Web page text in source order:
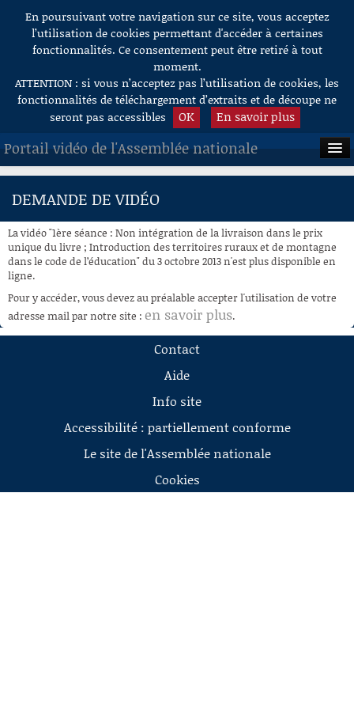
Aller au contenu
En poursuivant votre navigation sur ce site, vous acceptez
l’utilisation de cookies permettant d'accéder à certaines
fonctionnalités. Ce consentement peut être retiré à tout
moment.
ATTENTION : si vous n’acceptez pas l’utilisation de cookies, les
fonctionnalités de téléchargement d’extraits et de découpe ne
seront pas accessibles
OK En savoir plus
Portail vidéo de l'Assemblée nationale
ACCUEIL
À LA DEMANDE
RECHERCHE
AIDE À LA DÉCOUPE
DE VIDÉOS
DEMANDE DE VIDÉO
La vidéo "1ère séance : Non intégration de la livraison dans le prix
unique du livre ; Introduction des territoires ruraux et de montagne
dans le code de l’éducation" du 3 octobre 2013 n'est plus disponible en
ligne.
Pour y accéder, vous devez au préalable accepter l'utilisation de votre
adresse mail par notre site : en savoir plus.
Contact
Aide
Info site
Accessibilité : partiellement conforme
Le site de l'Assemblée nationale
Cookies